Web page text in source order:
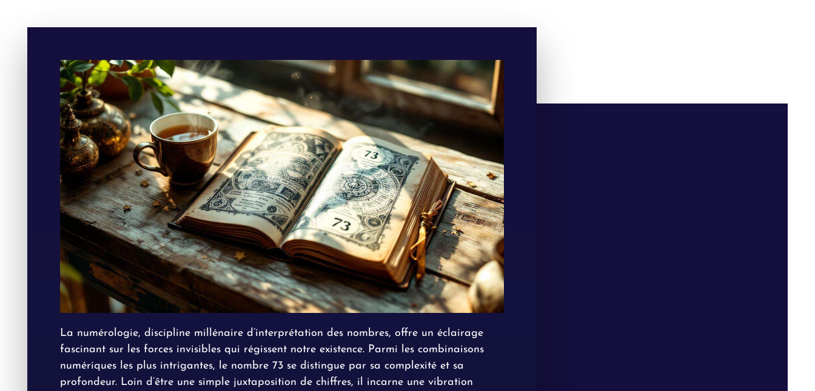
La numérologie, discipline millénaire d’interprétation des nombres, offre un éclairage
fascinant sur les forces invisibles qui régissent notre existence. Parmi les combinaisons
numériques les plus intrigantes, le nombre 73 se distingue par sa complexité et sa
profondeur. Loin d’être une simple juxtaposition de chiffres, il incarne une vibration